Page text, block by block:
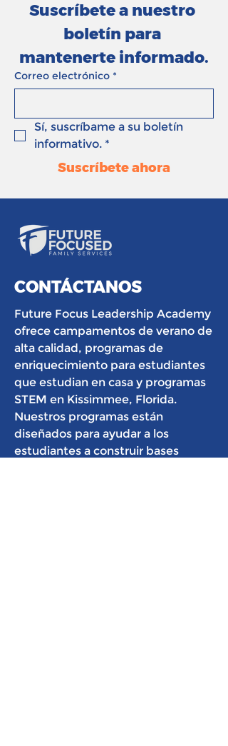
Suscríbete a nuestro
boletín para
mantenerte informado.
Correo electrónico *
Sí, suscríbame a su boletín
informativo. *
Suscríbete ahora
CONTÁCTANOS
Future Focus Leadership Academy
ofrece campamentos de verano de
alta calidad, programas de
enriquecimiento para estudiantes
que estudian en casa y programas
STEM en Kissimmee, Florida.
Nuestros programas están
diseñados para ayudar a los
estudiantes a construir bases